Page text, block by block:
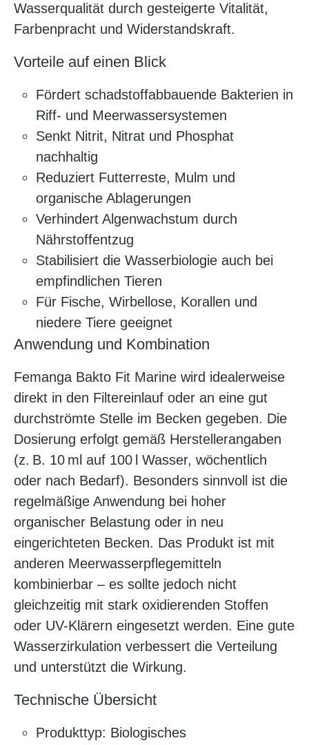
Wasserqualität durch gesteigerte Vitalität,
Farbenpracht und Widerstandskraft.
Vorteile auf einen Blick
Fördert schadstoffabbauende Bakterien in
Riff- und Meerwassersystemen
Senkt Nitrit, Nitrat und Phosphat
nachhaltig
Reduziert Futterreste, Mulm und
organische Ablagerungen
Verhindert Algenwachstum durch
Nährstoffentzug
Stabilisiert die Wasserbiologie auch bei
empfindlichen Tieren
Für Fische, Wirbellose, Korallen und
niedere Tiere geeignet
Anwendung und Kombination
Femanga Bakto Fit Marine wird idealerweise
direkt in den Filtereinlauf oder an eine gut
durchströmte Stelle im Becken gegeben. Die
Dosierung erfolgt gemäß Herstellerangaben
(z. B. 10 ml auf 100 l Wasser, wöchentlich
oder nach Bedarf). Besonders sinnvoll ist die
regelmäßige Anwendung bei hoher
organischer Belastung oder in neu
eingerichteten Becken. Das Produkt ist mit
anderen Meerwasserpflegemitteln
kombinierbar – es sollte jedoch nicht
gleichzeitig mit stark oxidierenden Stoffen
oder UV-Klärern eingesetzt werden. Eine gute
Wasserzirkulation verbessert die Verteilung
und unterstützt die Wirkung.
Technische Übersicht
Produkttyp: Biologisches